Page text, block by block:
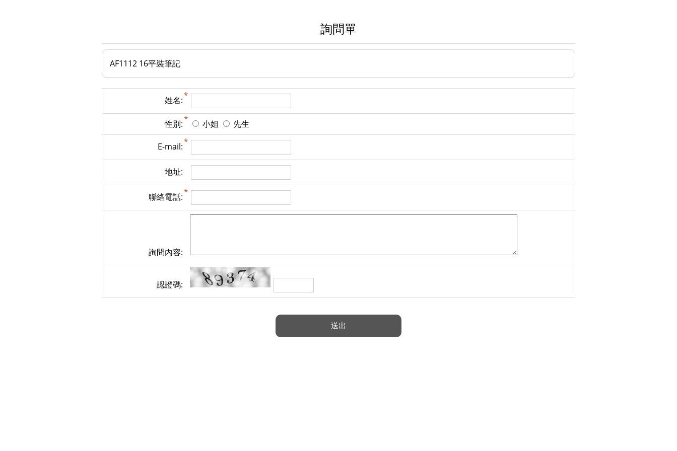
詢問單
AF1112 16平裝筆記
姓名:
性別: 小姐 先生
E-mail:
地址:
聯絡電話:
詢問內容:
認證碼: